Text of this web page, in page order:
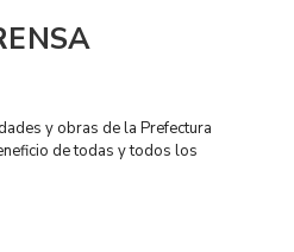
y obras de la Prefectura
de todas y todos los